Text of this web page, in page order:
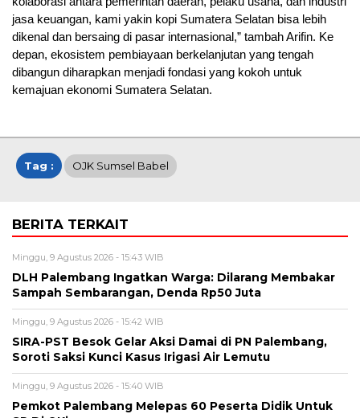
jasa keuangan, kami yakin kopi Sumatera Selatan bisa lebih
dikenal dan bersaing di pasar internasional,” tambah Arifin. Ke
depan, ekosistem pembiayaan berkelanjutan yang tengah
dibangun diharapkan menjadi fondasi yang kokoh untuk
kemajuan ekonomi Sumatera Selatan.
Tag : OJK Sumsel Babel
BERITA TERKAIT
Minggu, 9 Agustus 2026 - 15:43 WIB
DLH Palembang Ingatkan Warga: Dilarang Membakar
Sampah Sembarangan, Denda Rp50 Juta
Minggu, 9 Agustus 2026 - 15:42 WIB
SIRA-PST Besok Gelar Aksi Damai di PN Palembang,
Soroti Saksi Kunci Kasus Irigasi Air Lemutu
Minggu, 9 Agustus 2026 - 15:40 WIB
Pemkot Palembang Melepas 60 Peserta Didik Untuk